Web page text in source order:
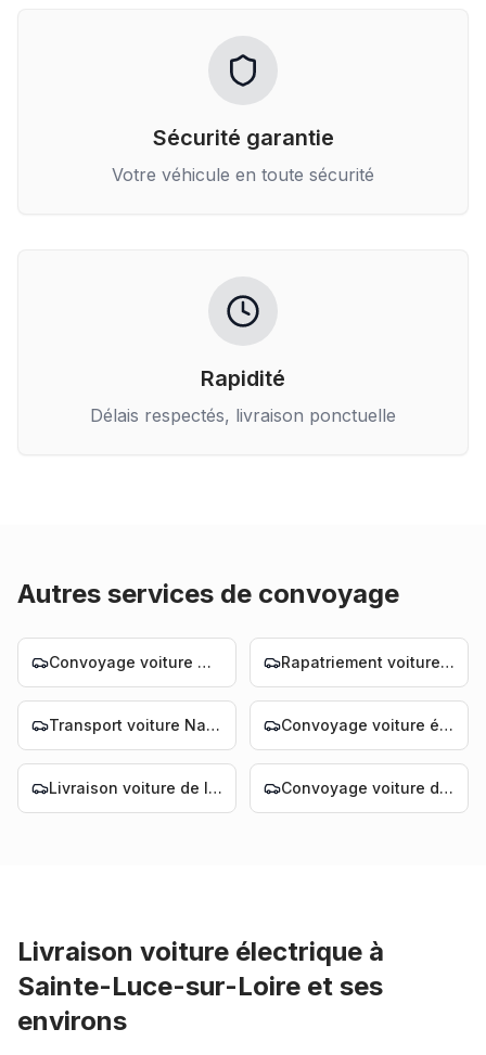
Sécurité garantie
Votre véhicule en toute sécurité
Rapidité
Délais respectés, livraison ponctuelle
Autres services de convoyage
Convoyage voiture Nantes Rapatriement voiture Nantes
Transport voiture Nantes Convoyage voiture électrique Nantes
Livraison voiture de luxe Nantes Convoyage voiture de luxe Nantes
Livraison voiture électrique à
Sainte-Luce-sur-Loire et ses
environs